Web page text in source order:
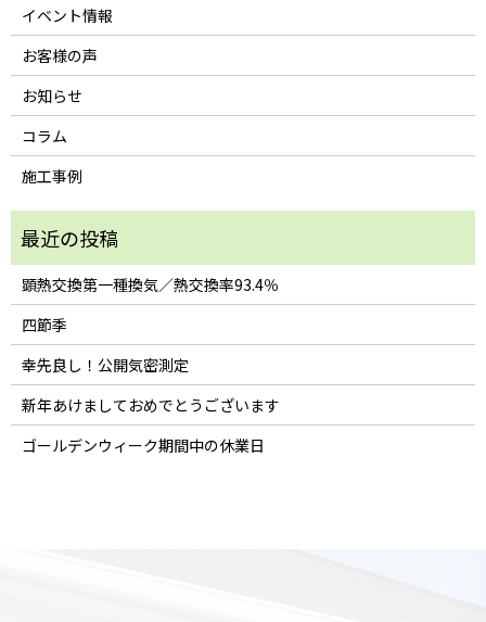
イベント情報
お客様の声
お知らせ
コラム
施工事例
顕熱交換第一種換気／熱交換率93.4％
四節季
幸先良し！公開気密測定
新年あけましておめでとうございます
ゴールデンウィーク期間中の休業日